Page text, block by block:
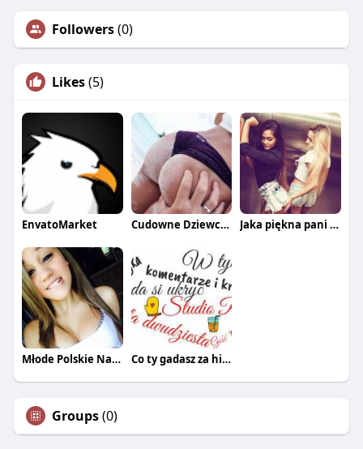
Followers(0)
Likes(5)
EnvatoMarket Cudowne Dziewczyny Jaka piękna pani z tej łani
Młode Polskie Nastolatki Co ty gadasz za historiee
Groups(0)